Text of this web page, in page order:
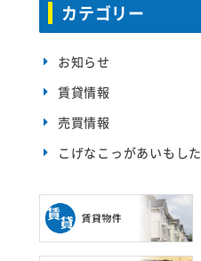
カテゴリー
お知らせ
賃貸情報
売買情報
こげなこっがあいもした